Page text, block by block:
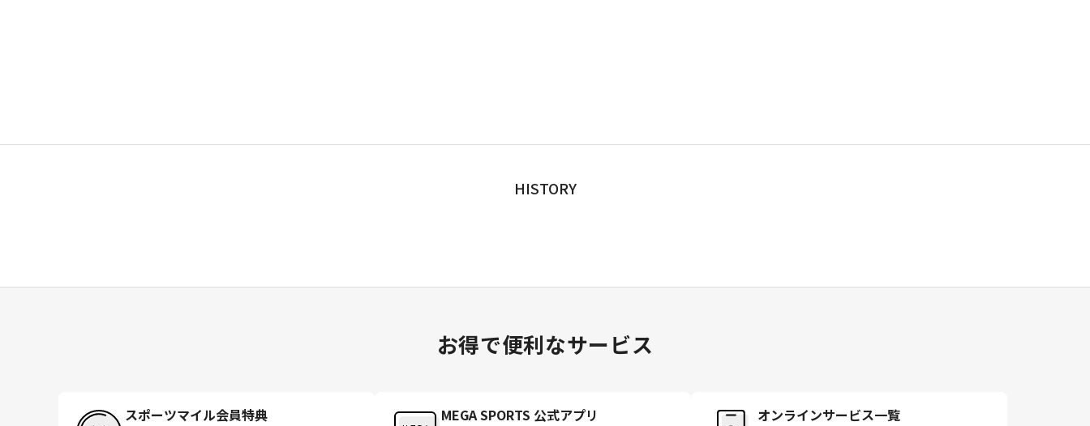
HISTORY
お得で便利なサービス
スポーツマイル会員特典 MEGA SPORTS 公式アプリ オンラインサービス一覧